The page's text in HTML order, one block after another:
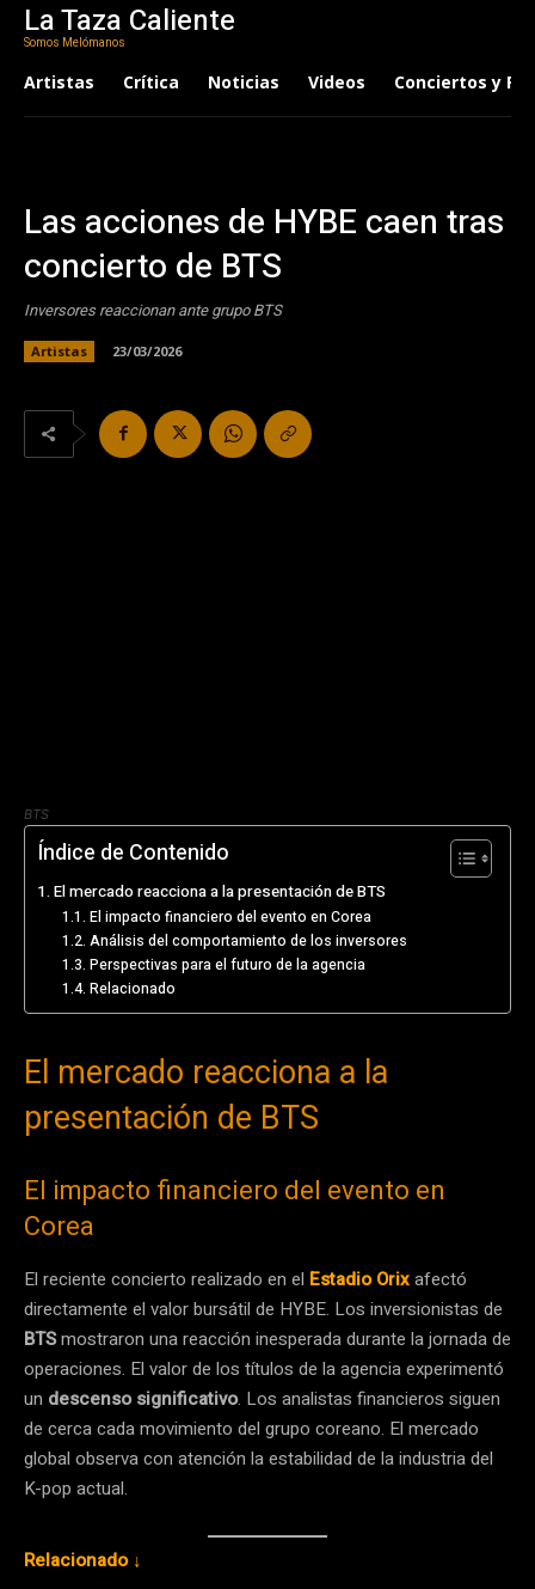
La Taza Caliente
Somos Melómanos
Artistas Crítica Noticias Videos Conciertos y
Las acciones de HYBE caen tras
concierto de BTS
Inversores reaccionan ante grupo BTS
Artistas 23/03/2026
BTS
Índice de Contenido
El mercado reacciona a la presentación de BTS
El impacto financiero del evento en Corea
Análisis del comportamiento de los inversores
Perspectivas para el futuro de la agencia
Relacionado
El mercado reacciona a la
presentación de BTS
El impacto financiero del evento en
Corea
El reciente concierto realizado en el Estadio Orixafectó
directamente el valor bursátil de HYBE. Los inversionistas de
BTSmostraron una reacción inesperada durante la jornada de
operaciones. El valor de los títulos de la agencia experimentó
un descenso significativo. Los analistas financieros siguen
de cerca cada movimiento del grupo coreano. El mercado
global observa con atención la estabilidad de la industria del
K-pop actual.
Relacionado ↓